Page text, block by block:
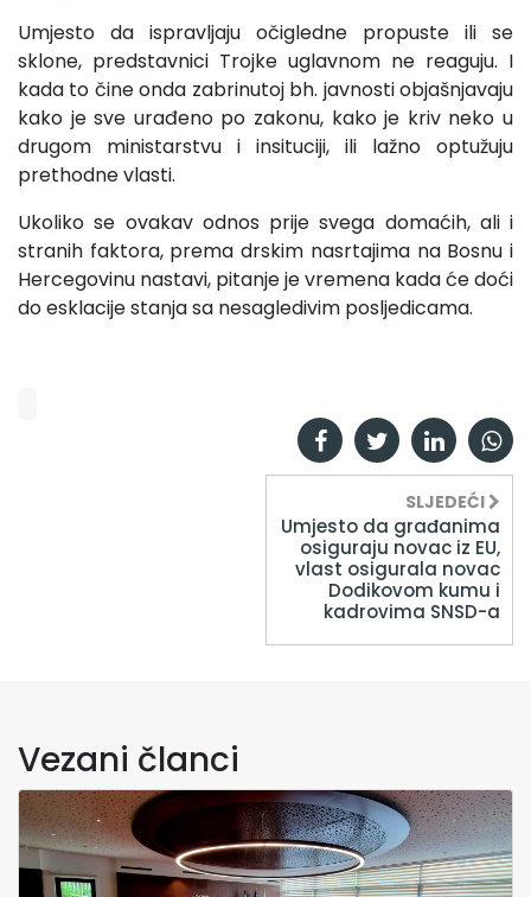
Umjesto da ispravljaju očigledne propuste ili se
sklone, predstavnici Trojke uglavnom ne reaguju. I
kada to čine onda zabrinutoj bh. javnosti objašnjavaju
kako je sve urađeno po zakonu, kako je kriv neko u
drugom ministarstvu i insituciji, ili lažno optužuju
prethodne vlasti.
Ukoliko se ovakav odnos prije svega domaćih, ali i
stranih faktora, prema drskim nasrtajima na Bosnu i
Hercegovinu nastavi, pitanje je vremena kada će doći
do esklacije stanja sa nesagledivim posljedicama.
SLJEDEĆI
Umjesto da građanima
osiguraju novac iz EU,
vlast osigurala novac
Dodikovom kumu i
kadrovima SNSD-a
Vezani članci